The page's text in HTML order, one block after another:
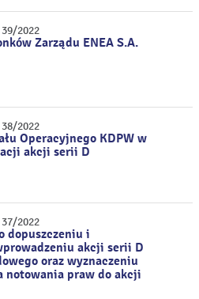
2022
Zarządu ENEA S.A.
2022
Operacyjnego KDPW w
akcji serii D
2022
dopuszczeniu i
akcji serii D
oraz wyznaczeniu
notowania praw do akcji